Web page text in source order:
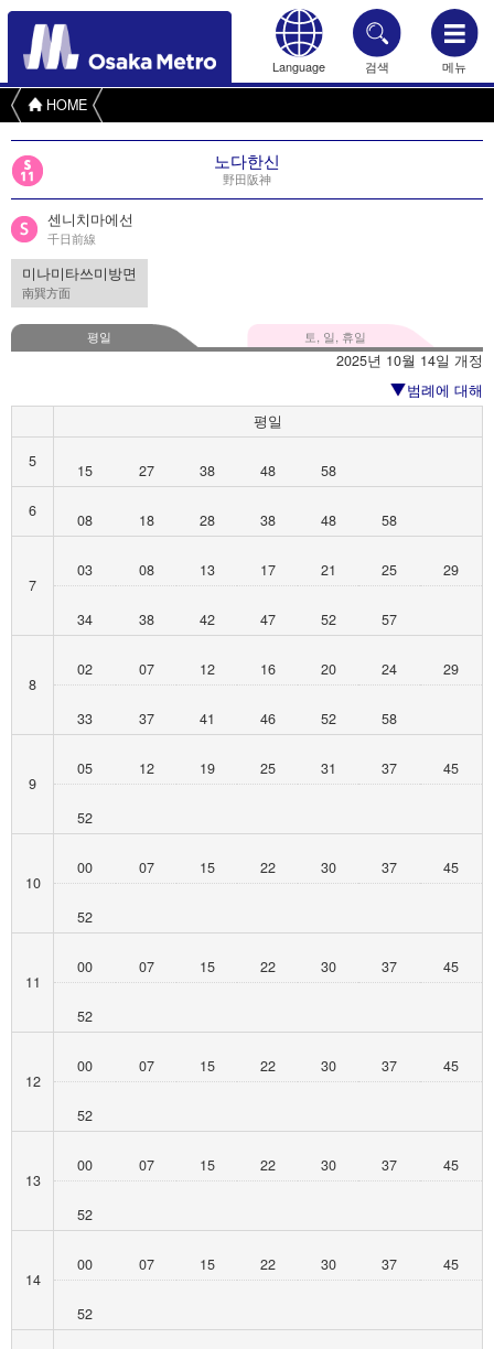
Language 검색 메뉴
HOME
노다한신
野田阪神
센니치마에선
千日前線
미나미타쓰미방면
南巽方面
평일 토, 일, 휴일
2025년 10월 14일 개정
범례에 대해
평일
5
15 27 38 48
58
6
08 18 28 38 48 58
7
03 08 13 17 21 25 29
34 38 42 47 52 57
8
02 07 12 16 20 24 29
33 37 41 46 52 58
9
05 12 19 25 31 37 45
52
10
00 07 15 22 30 37 45
52
11
00 07 15 22 30 37 45
52
12
00 07 15 22 30 37 45
52
13
00 07 15 22 30 37 45
52
14
00 07 15 22 30 37 45
52